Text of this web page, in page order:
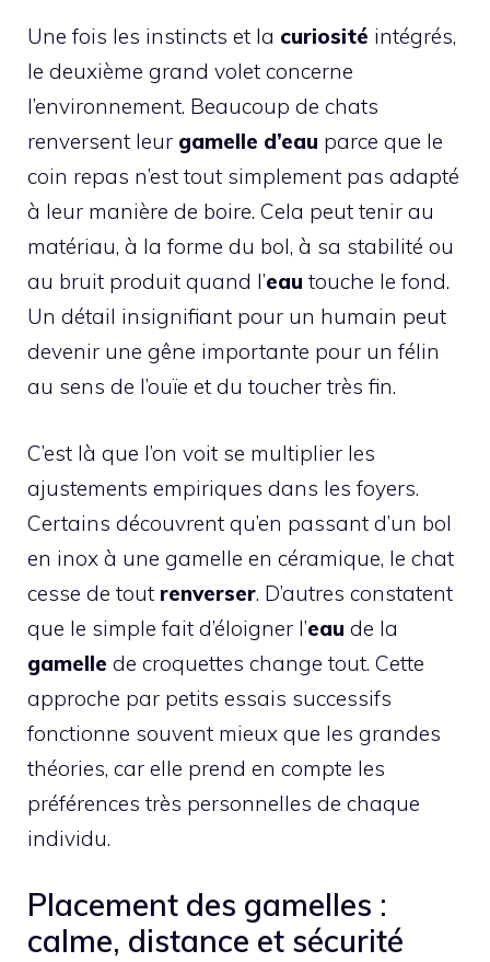
Une fois les instincts et la curiosité intégrés,
le deuxième grand volet concerne
l’environnement. Beaucoup de chats
renversent leur gamelle d’eau parce que le
coin repas n’est tout simplement pas adapté
à leur manière de boire. Cela peut tenir au
matériau, à la forme du bol, à sa stabilité ou
au bruit produit quand l’eau touche le fond.
Un détail insignifiant pour un humain peut
devenir une gêne importante pour un félin
au sens de l’ouïe et du toucher très fin.
C’est là que l’on voit se multiplier les
ajustements empiriques dans les foyers.
Certains découvrent qu’en passant d’un bol
en inox à une gamelle en céramique, le chat
cesse de tout renverser. D’autres constatent
que le simple fait d’éloigner l’eau de la
gamelle de croquettes change tout. Cette
approche par petits essais successifs
fonctionne souvent mieux que les grandes
théories, car elle prend en compte les
préférences très personnelles de chaque
individu.
Placement des gamelles :
calme, distance et sécurité